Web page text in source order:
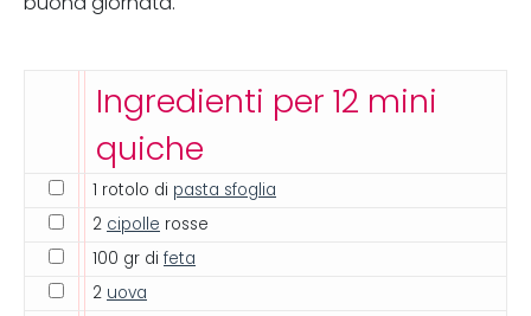
Ingredienti per 12 mini
quiche
1 rotolo di pasta sfoglia
2 cipolle rosse
100 gr di feta
2 uova